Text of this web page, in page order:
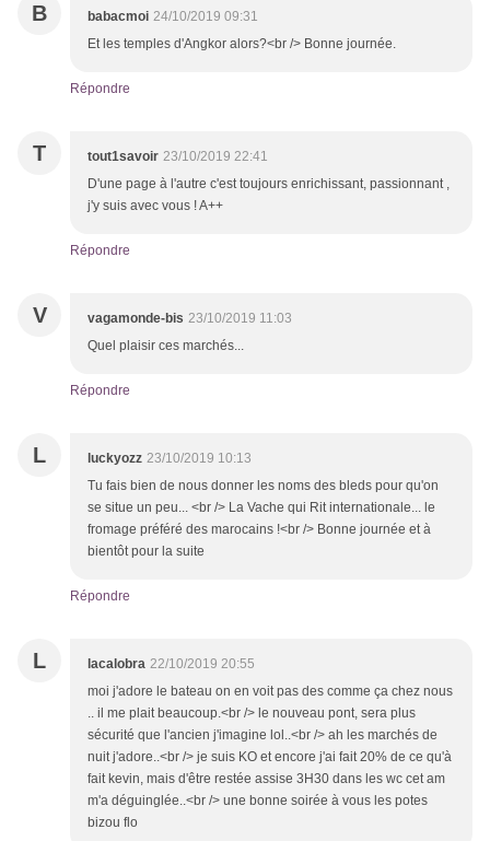
B babacmoi 24/10/2019 09:31
Et les temples d'Angkor alors?<br /> Bonne journée.
Répondre
T tout1savoir 23/10/2019 22:41
D'une page à l'autre c'est toujours enrichissant, passionnant ,
j'y suis avec vous ! A++
Répondre
V vagamonde-bis 23/10/2019 11:03
Quel plaisir ces marchés...
Répondre
L luckyozz 23/10/2019 10:13
Tu fais bien de nous donner les noms des bleds pour qu'on
se situe un peu... <br /> La Vache qui Rit internationale... le
fromage préféré des marocains !<br /> Bonne journée et à
bientôt pour la suite
Répondre
L lacalobra 22/10/2019 20:55
moi j'adore le bateau on en voit pas des comme ça chez nous
.. il me plait beaucoup.<br /> le nouveau pont, sera plus
sécurité que l'ancien j'imagine lol..<br /> ah les marchés de
nuit j'adore..<br /> je suis KO et encore j'ai fait 20% de ce qu'à
fait kevin, mais d'être restée assise 3H30 dans les wc cet am
m'a déguinglée..<br /> une bonne soirée à vous les potes
bizou flo